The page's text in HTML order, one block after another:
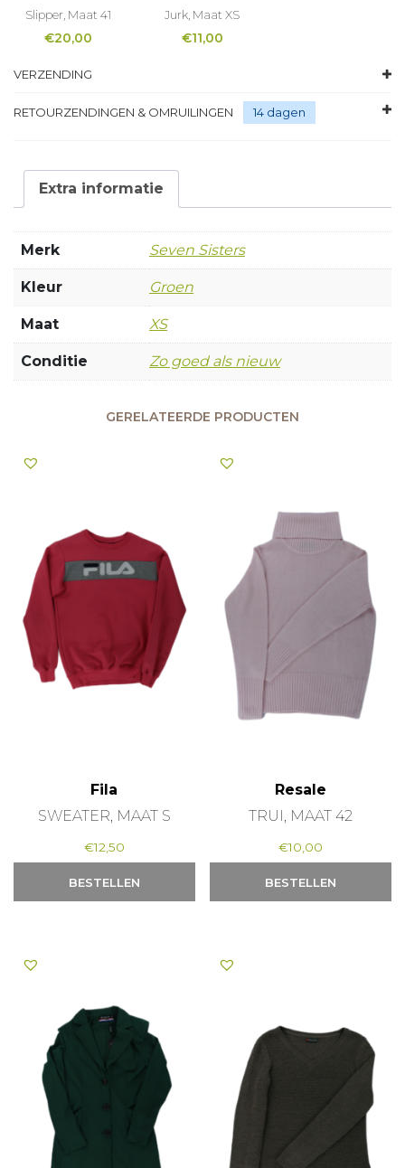
Slipper, Maat 41
€20,00
Jurk, Maat XS
€11,00
VERZENDING
RETOURZENDINGEN & OMRUILINGEN 14 dagen
Extra informatie
Merk Seven Sisters
Kleur Groen
Maat XS
Conditie Zo goed als nieuw
GERELATEERDE PRODUCTEN
Fila
SWEATER, MAAT S
€12,50
BESTELLEN
Resale
TRUI, MAAT 42
€10,00
BESTELLEN